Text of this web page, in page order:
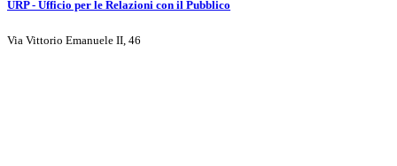
URP - Ufficio per le Relazioni con il Pubblico
Via Vittorio Emanuele II, 46